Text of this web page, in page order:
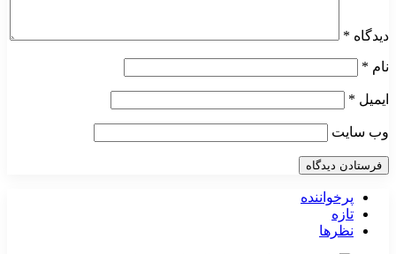
دیدگاه *
نام *
ایمیل *
وب‌ سایت
پرخواننده
تازه
نظرها